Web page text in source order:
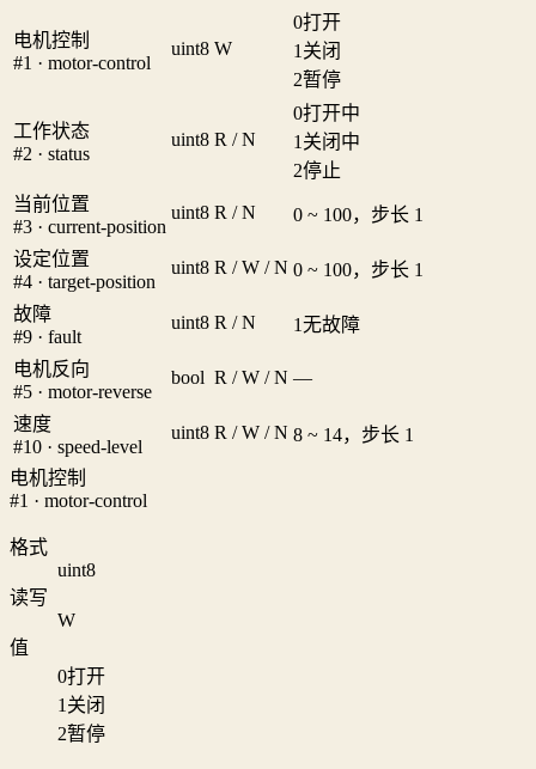
电机控制
#1 · motor-control
uint8 W
0打开
1 关闭
2暂停
工作状态
#2 · status
uint8 R / N
0打开中
1 关闭中
2停止
当前位置
#3 · current-position
uint8 R / N 0 ~ 100，步长 1
设定位置
#4 · target-position
uint8 R / W / N 0 ~ 100，步长 1
故障
#9 · fault
uint8 R / N 1无故障
电机反向
#5 · motor-reverse
bool R / W / N —
速度
#10 · speed-level
uint8 R / W / N 8 ~ 14，步长 1
电机控制
#1 · motor-control
格式
uint8
读写
W
值
0打开
1 关闭
2暂停